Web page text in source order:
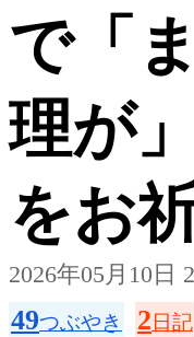
で「
理が
をお
2026年05月10日
49つぶやき 2日記